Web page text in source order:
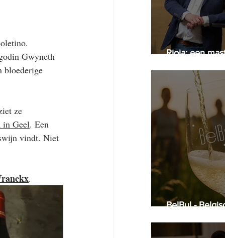
Gwyneth
bloederige
ze
in Geel. Een
vindt. Niet
.
Rioja: een
BelBul -